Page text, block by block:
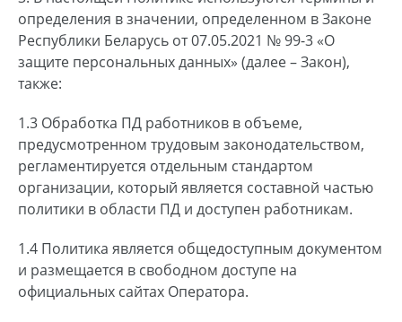
определения в значении, определенном в Законе
Республики Беларусь от 07.05.2021 № 99-3 «О
защите персональных данных» (далее – Закон),
также:
1.3 Обработка ПД работников в объеме,
предусмотренном трудовым законодательством,
регламентируется отдельным стандартом
организации, который является составной частью
политики в области ПД и доступен работникам.
1.4 Политика является общедоступным документом
и размещается в свободном доступе на
официальных сайтах Оператора.